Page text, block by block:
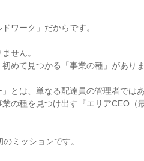
ワーク」だからです。
せん。
めて見つかる「事業の種」がありま
とは、単なる配達員の管理者ではあ
の種を見つけ出す『エリアCEO（
ミッションです。